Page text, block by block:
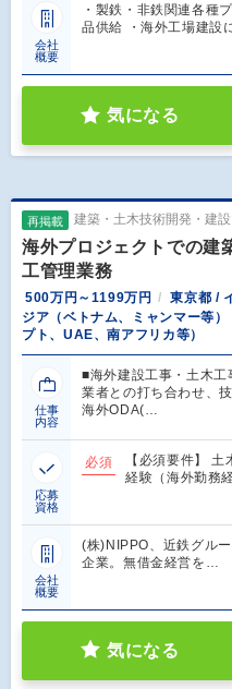
会社
概要
・製鉄・非鉄関連各種
品供給 ・海外工場建設
気になる
再掲載 建築・土木技術開発・建
海外プロジェクトでの建
工管理業務
500万円～1199万円
東京都 /
ジア（ベトナム、ミャンマー等
プト、UAE、南アフリカ等）
仕事
内容
■海外建設工事・土木
業者との打ち合わせ、
海外ODA(…
応募
資格
必須
【必須要件】
経験（海外勤務
会社
概要
(株)NIPPO、近鉄グル
企業。無借金経営を…
気になる